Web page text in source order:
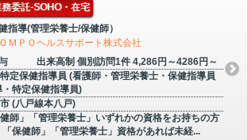
委託-SOHO・在宅
指導(管理栄養士/保健師）
ＭＰＯヘルスサポート株式会社
出来高制 個別訪問1件 4,286円～4286円～
定保健指導員 (看護師・管理栄養士・保健指導員
特定保健指導員)
(八戸線本八戸)
」「管理栄養士」いずれかの資格をお持ちの方
保健師」「管理栄養士」資格があれば未経...